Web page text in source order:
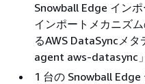
Snowball Edge イン
インポートメカニズ
るAWS DataSyncメ
agent aws-datasync
1 台の Snowball